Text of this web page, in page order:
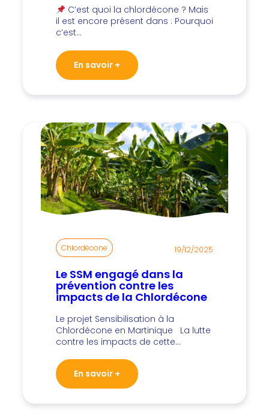
C’est quoi la chlordécone ? Mais
il est encore présent dans : Pourquoi
c’est…
En savoir +
Chlordécone 19/12/2025
Le SSM engagé dans la
prévention contre les
impacts de la Chlordécone
Le projet Sensibilisation à la
Chlordécone en Martinique La lutte
contre les impacts de cette…
En savoir +